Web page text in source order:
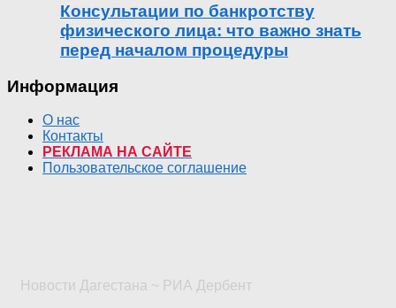
Консультации по банкротству
физического лица: что важно знать
перед началом процедуры
Информация
О нас
Контакты
РЕКЛАМА НА САЙТЕ
Пользовательское соглашение
Новости Дагестана ~ РИА Дербент